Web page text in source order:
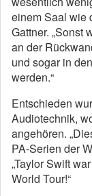
einem Saal wie
Gattner. „Sonst
an der
und sogar in
werden.“
Entschieden
Audiotechnik,
angehören.
PA-Serien der
„Taylor Swift
World Tour!“